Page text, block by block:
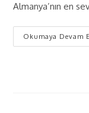
Almanya’nın en
Okumaya Devam